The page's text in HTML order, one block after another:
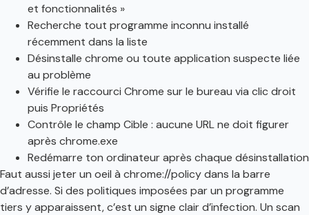
et fonctionnalités »
Recherche tout programme inconnu installé
récemment dans la liste
Désinstalle chrome ou toute application suspecte liée
au problème
Vérifie le raccourci Chrome sur le bureau via clic droit
puis Propriétés
Contrôle le champ Cible : aucune URL ne doit figurer
après chrome.exe
Redémarre ton ordinateur après chaque désinstallation
Faut aussi jeter un oeil à chrome://policy dans la barre
d’adresse. Si des politiques imposées par un programme
tiers y apparaissent, c’est un signe clair d’infection. Un scan